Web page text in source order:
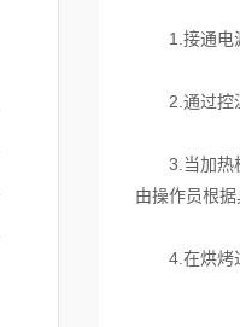
1.接通电源
2.通过控温
3.当加热板
由操作员根
4.在烘烤过